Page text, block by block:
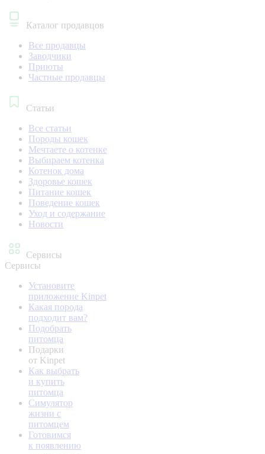
Каталог продавцов
Все продавцы
Заводчики
Приюты
Частные продавцы
Статьи
Все статьи
Породы кошек
Мечтаете о котенке
Выбираем котенка
Котенок дома
Здоровье кошек
Питание кошек
Поведение кошек
Уход и содержание
Новости
Сервисы
Сервисы
Установите
приложение Kinpet
Какая порода
подходит вам?
Подобрать
питомца
Подарки
от Kinpet
Как выбрать
и купить
питомца
Симулятор
жизни с
питомцем
Готовимся
к появлению